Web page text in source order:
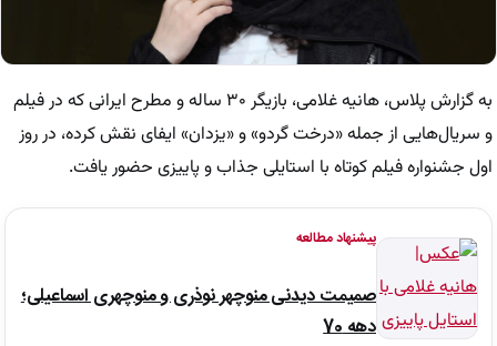
به گزارش پلاس، هانیه غلامی، بازیگر ۳۰ ساله و مطرح ایرانی که در فیلم
و سریال‌هایی از جمله «درخت گردو» و «یزدان» ایفای نقش کرده، در روز
اول جشنواره فیلم کوتاه با استایلی جذاب و پاییزی حضور یافت.
پیشنهاد مطالعه
صمیمت دیدنی منوچهر نوذری و منوچهری اسماعیلی؛
دهه 70